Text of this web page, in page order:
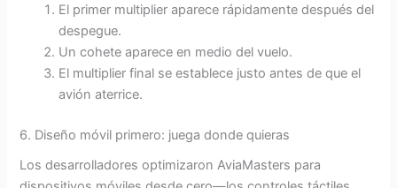
El primer multiplier aparece rápidamente después del
despegue.
Un cohete aparece en medio del vuelo.
El multiplier final se establece justo antes de que el
avión aterrice.
6. Diseño móvil primero: juega donde quieras
Los desarrolladores optimizaron AviaMasters para